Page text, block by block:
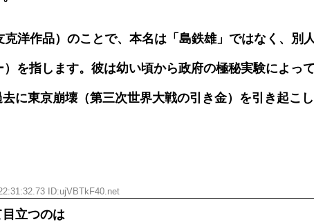
克洋作品）のことで、本名は「島鉄雄」ではなく、別
を指します。彼は幼い頃から政府の極秘実験によって
に東京崩壊（第三次世界大戦の引き金）を引き起こ
ID:ujVBTkF40.net
立つのは